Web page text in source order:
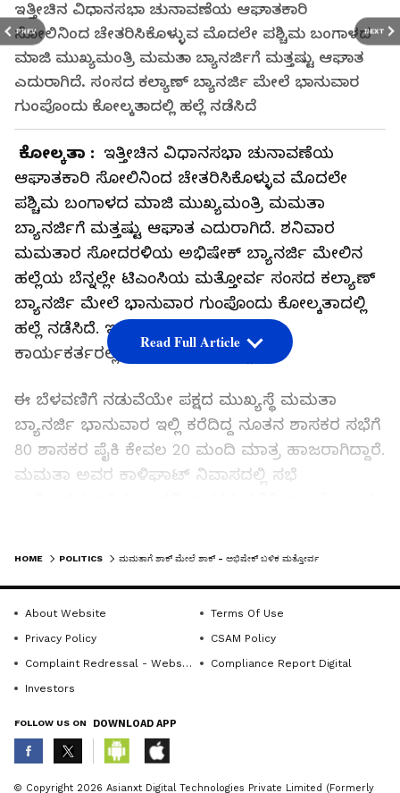
PREV NEXT
ಇತ್ತೀಚಿನ ವಿಧಾನಸಭಾ ಚುನಾವಣೆಯ ಆಘಾತಕಾರಿ
ಸೋಲಿನಿಂದ ಚೇತರಿಸಿಕೊಳ್ಳುವ ಮೊದಲೇ ಪಶ್ಚಿಮ ಬಂಗಾಳದ
ಮಾಜಿ ಮುಖ್ಯಮಂತ್ರಿ ಮಮತಾ ಬ್ಯಾನರ್ಜಿಗೆ ಮತ್ತಷ್ಟು ಆಘಾತ
ಎದುರಾಗಿದೆ. ಸಂಸದ ಕಲ್ಯಾಣ್‌ ಬ್ಯಾನರ್ಜಿ ಮೇಲೆ ಭಾನುವಾರ
ಗುಂಪೊಂದು ಕೋಲ್ಕತಾದಲ್ಲಿ ಹಲ್ಲೆ ನಡೆಸಿದೆ
ಕೋಲ್ಕತಾ : ಇತ್ತೀಚಿನ ವಿಧಾನಸಭಾ ಚುನಾವಣೆಯ
ಆಘಾತಕಾರಿ ಸೋಲಿನಿಂದ ಚೇತರಿಸಿಕೊಳ್ಳುವ ಮೊದಲೇ
ಪಶ್ಚಿಮ ಬಂಗಾಳದ ಮಾಜಿ ಮುಖ್ಯಮಂತ್ರಿ ಮಮತಾ
ಬ್ಯಾನರ್ಜಿಗೆ ಮತ್ತಷ್ಟು ಆಘಾತ ಎದುರಾಗಿದೆ. ಶನಿವಾರ
ಮಮತಾರ ಸೋದರಳಿಯ ಅಭಿಷೇಕ್‌ ಬ್ಯಾನರ್ಜಿ ಮೇಲಿನ
ಹಲ್ಲೆಯ ಬೆನ್ನಲ್ಲೇ ಟಿಎಂಸಿಯ ಮತ್ತೋರ್ವ ಸಂಸದ ಕಲ್ಯಾಣ್‌
ಬ್ಯಾನರ್ಜಿ ಮೇಲೆ ಭಾನುವಾರ ಗುಂಪೊಂದು ಕೋಲ್ಕತಾದಲ್ಲಿ
ಹಲ್ಲೆ ನಡೆಸಿದೆ. ಇದು ಪಕ್ಷದ ನಾಯಕರು ಮತ್ತು
ಕಾರ್ಯಕರ್ತರಲ್ಲಿ ಭಾರೀ ಕಳವಳ ಹುಟ್ಟಿಸಿದೆ.
ಈ ಬೆಳವಣಿಗೆ ನಡುವೆಯೇ ಪಕ್ಷದ ಮುಖ್ಯಸ್ಥೆ ಮಮತಾ
ಬ್ಯಾನರ್ಜಿ ಭಾನುವಾರ ಇಲ್ಲಿ ಕರೆದಿದ್ದ ನೂತನ ಶಾಸಕರ ಸಭೆಗೆ
80 ಶಾಸಕರ ಪೈಕಿ ಕೇವಲ 20 ಮಂದಿ ಮಾತ್ರ ಹಾಜರಾಗಿದ್ದಾರೆ.
ಮಮತಾ ಅವರ ಕಾಳಿಘಾಟ್‌ ನಿವಾಸದಲ್ಲಿ ಸಭೆ
ಇಬ್ಬರು ನಾಯಕರ ಮೇಲಿನ ದಾಳಿಯಿಂದ ಭೀತಿಗೊಳಗಾಗಿ
ಶಾಸಕರು ಸಭೆಗೆ ಗೈರಾಗಿದ್ದಾರೆ ಎಂದು ಪಕ್ಷದ ಮೂಲಗಳು
ಹೇಳಿದ್ದರೆ, ಚುನಾವಣಾ ಫಲಿತಾಂಶದ ಬಳಿಕ ಟಿಎಂಸಿಯಲ್ಲಿ
ಒಡಕು ಮೂಡಿರುವುದೇ ಶಾಸಕರು ಸಭೆಗೆ ಗೈರಾಗಲು ಕಾರಣ
ಎಂದು ವರದಿಗಳು ಹೇಳಿವೆ.
Read Full Article
ABOUT THE AUTHOR
HOME POLITICS
About Website
Terms Of Use
Privacy Policy
CSAM Policy
Complaint Redressal - Website
Compliance Report Digital
Investors
FOLLOW US ON DOWNLOAD APP
© Copyright 2026 Asianxt Digital Technologies Private Limited (Formerly